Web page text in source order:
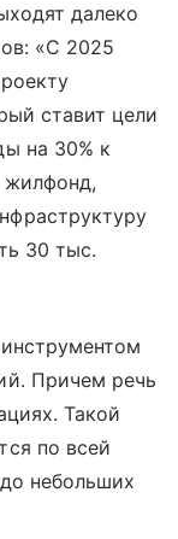
далеко
«С 2025
ставит цели
на 30% к
жилфонд,
30 тыс.
Причем речь
Такой
по всей
небольших